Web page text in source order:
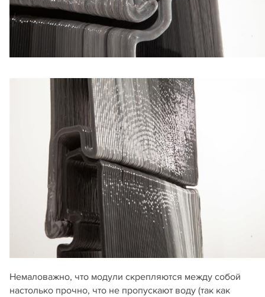
Немаловажно, что модули скрепляются между собой
настолько прочно, что не пропускают воду (так как